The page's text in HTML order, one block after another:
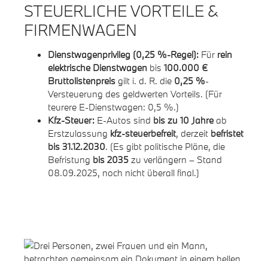
STEUERLICHE VORTEILE &
FIRMENWAGEN
Dienstwagenprivileg (0,25 %-Regel): Für rein
elektrische Dienstwagen bis 100.000 €
Bruttolistenpreis gilt i. d. R. die 0,25 %-
Versteuerung des geldwerten Vorteils. (Für
teurere E-Dienstwagen: 0,5 %.)
Kfz-Steuer: E-Autos sind bis zu 10 Jahre ab
Erstzulassung kfz-steuerbefreit, derzeit befristet
bis 31.12.2030. (Es gibt politische Pläne, die
Befristung bis 2035 zu verlängern – Stand
08.09.2025, noch nicht überall final.)